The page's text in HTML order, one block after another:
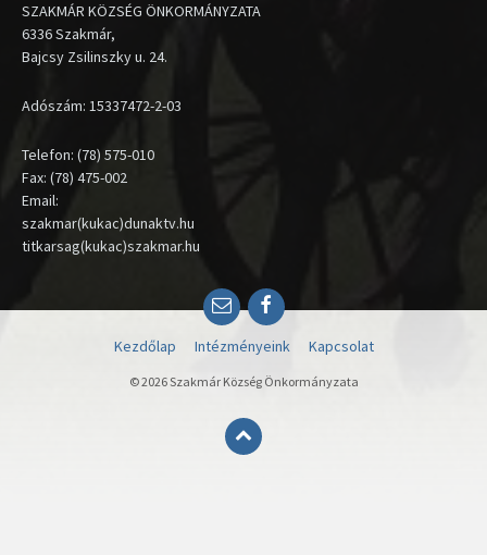
SZAKMÁR KÖZSÉG ÖNKORMÁNYZATA
6336 Szakmár,
Bajcsy Zsilinszky u. 24.
Adószám: 15337472-2-03
Telefon: (78) 575-010
Fax: (78) 475-002
Email:
szakmar(kukac)dunaktv.hu
titkarsag(kukac)szakmar.hu
EmailFacebook
Kezdőlap Intézményeink Kapcsolat
© 2026 Szakmár Község Önkormányzata